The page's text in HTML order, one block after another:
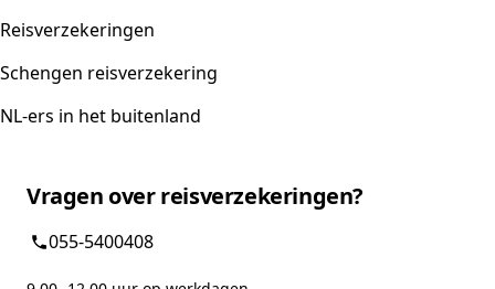
Reisverzekeringen
Schengen reisverzekering
NL-ers in het buitenland
Vragen over reisverzekeringen?
055-5400408